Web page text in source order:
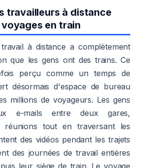
travailleurs à distance
en train
à distance a complètement
que les gens ont des trains. Ce
perçu comme un temps de
désormais d'espace de bureau
millions de voyageurs. Les gens
e-mails entre deux gares,
réunions tout en traversant les
des vidéos pendant les trajets
des journées de travail entières
leur siège de train. Le voyage